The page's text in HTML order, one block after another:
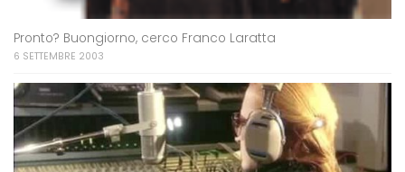
Pronto? Buongiorno, cerco Franco Laratta
6 SETTEMBRE 2003